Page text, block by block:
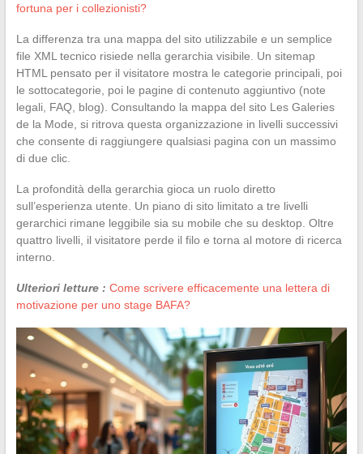
fortuna per i collezionisti?
La differenza tra una mappa del sito utilizzabile e un semplice
file XML tecnico risiede nella gerarchia visibile. Un sitemap
HTML pensato per il visitatore mostra le categorie principali, poi
le sottocategorie, poi le pagine di contenuto aggiuntivo (note
legali, FAQ, blog). Consultando la mappa del sito Les Galeries
de la Mode, si ritrova questa organizzazione in livelli successivi
che consente di raggiungere qualsiasi pagina con un massimo
di due clic.
La profondità della gerarchia gioca un ruolo diretto
sull’esperienza utente. Un piano di sito limitato a tre livelli
gerarchici rimane leggibile sia su mobile che su desktop. Oltre
quattro livelli, il visitatore perde il filo e torna al motore di ricerca
interno.
Ulteriori letture : Come scrivere efficacemente una lettera di
motivazione per uno stage BAFA?